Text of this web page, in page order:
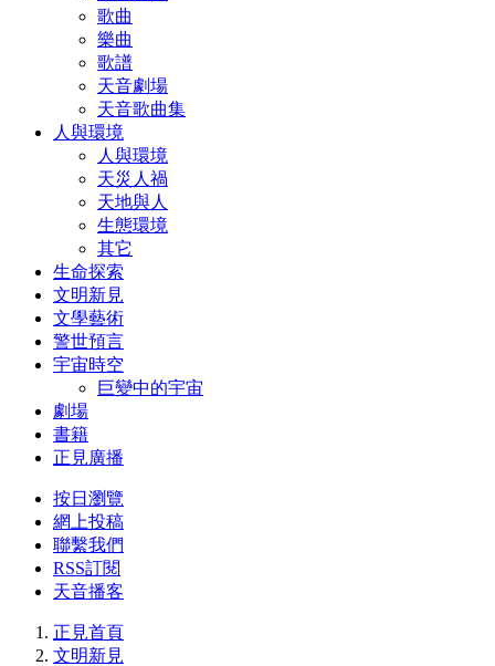
歌曲
樂曲
歌譜
天音劇場
天音歌曲集
人與環境
人與環境
天災人禍
天地與人
生態環境
其它
生命探索
文明新見
文學藝術
警世預言
宇宙時空
巨變中的宇宙
劇場
書籍
正見廣播
按日瀏覽
網上投稿
聯繫我們
RSS訂閱
天音播客
正見首頁
文明新見